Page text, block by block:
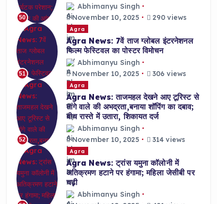
50
Abhimanyu Singh
November 10, 2025
290 views
51
Agra
Agra News: 7वें ताज ग्लोबल इंटरनेशनल
फिल्म फेस्टिवल का पोस्टर विमोचन
Abhimanyu Singh
November 10, 2025
306 views
52
Agra
Agra News: ताजमहल देखने आए टूरिस्ट से
तांगे वाले की अभद्रता,बनाया शॉपिंग का दबाव;
बीच रास्ते में उतारा, शिकायत दर्ज
Abhimanyu Singh
November 10, 2025
314 views
Agra
Agra News: ट्रांस यमुना कॉलोनी में
अतिक्रमण हटाने पर हंगामा; महिला जेसीबी पर
चढ़ी
Abhimanyu Singh